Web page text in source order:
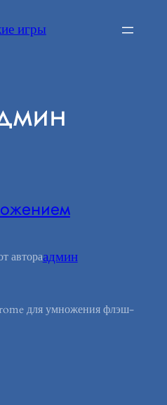
игры
автораадмин
для умножения флэш-